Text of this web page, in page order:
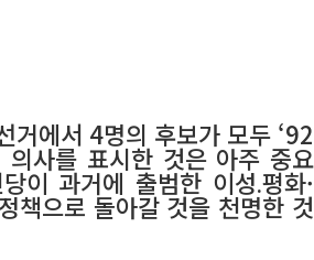
거에서 4명의 후보가 모두 ‘92
의사를 표시한 것은 아주 중요
이 과거에 출범한 이성․평화·
책으로 돌아갈 것을 천명한 것